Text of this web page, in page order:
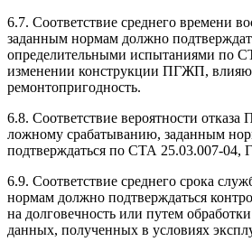
6.7. Соответствие среднего времени
заданным нормам должно
определительными испытаниями по
изменении конструкции ПГЖП,
ремонтопригодность.
6.8. Соответствие вероятности
ложному срабатыванию, заданным
подтверждаться по СТА 25.03.007-04,
6.9. Соответствие среднего срока
нормам должно подтверждаться
на долговечность или путем
данных, полученных в условиях